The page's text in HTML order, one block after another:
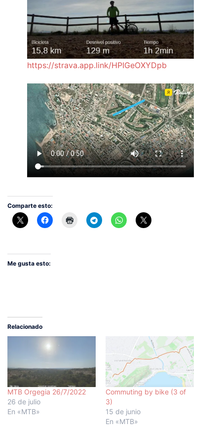
https://strava.app.link/HPIGeOXYDpb
Comparte esto:
Me gusta esto:
Relacionado
MTB Orgegia 26/7/2022
26 de julio
En «MTB»
Commuting by bike (3 of
3)
15 de junio
En «MTB»